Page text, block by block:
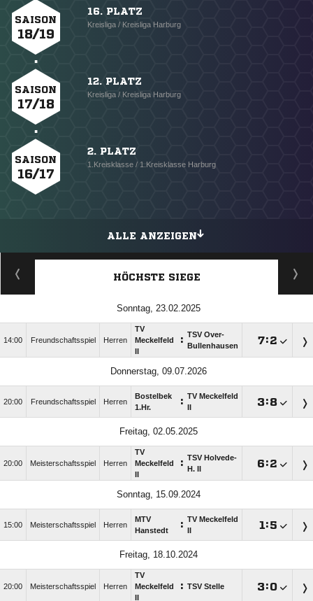
SAISON
18/19
16. PLATZ
Kreisliga / Kreisliga Harburg
SAISON
17/18
12. PLATZ
Kreisliga / Kreisliga Harburg
SAISON
16/17
2. PLATZ
1.Kreisklasse / 1.Kreisklasse Harburg
ALLE ANZEIGEN
HÖCHSTE SIEGE
Sonntag, 23.02.2025
14:00 Freundschaftsspiel Herren
TV
Meckelfeld
: TSV Over-
Bullenhausen
:
Donnerstag, 09.07.2026
20:00 Freundschaftsspiel Herren
Bostelbek
1.Hr.
: TV Meckelfeld
:
Freitag, 02.05.2025
20:00 Meisterschaftsspiel Herren
TV
Meckelfeld
: TSV Holvede-
H. II
:
Sonntag, 15.09.2024
15:00 Meisterschaftsspiel Herren
MTV
Hanstedt
: TV Meckelfeld
:
Freitag, 18.10.2024
20:00 Meisterschaftsspiel Herren
TV
Meckelfeld
: TSV Stelle :